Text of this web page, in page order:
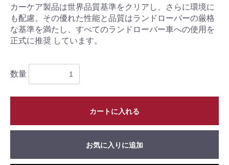
カーケア製品は世界品質基準をクリアし、さらに環境に
も配慮。その優れた性能と品質はランドローバーの厳格
な基準を満たし、すべてのランドローバー車への使用を
正式に推奨 しています。
数量
カートに入れる
お気に入りに追加